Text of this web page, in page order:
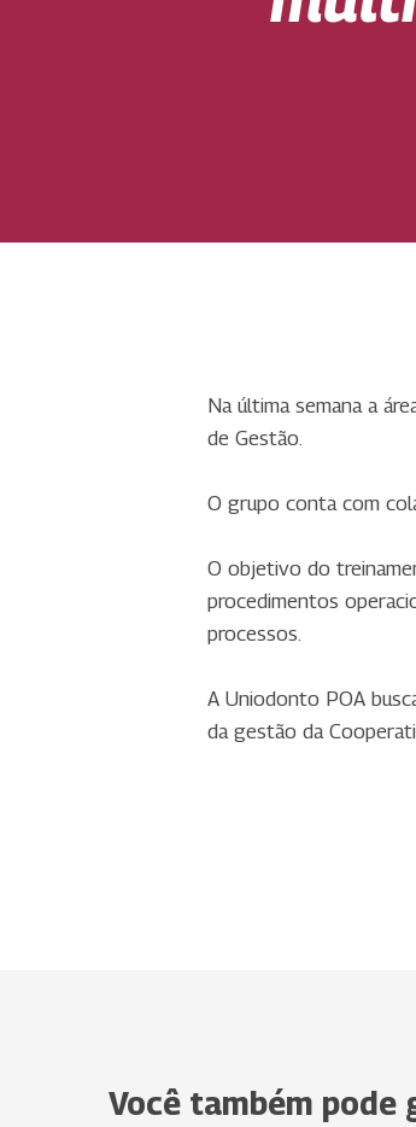
Na última semana a
de Gestão.
O grupo conta com
O objetivo do
procedimentos
processos.
A Uniodonto POA
da gestão da
Você também pode